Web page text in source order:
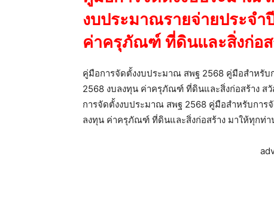
งบประมาณรายจ่ายประจ
ค่าครุภัณฑ์ ที่ดินและสิ่งก่อส
คู่มือการจัดตั้งงบประมาณ สพฐ 2568 คู่มือสำหรั
2568 งบลงทุน ค่าครุภัณฑ์ ที่ดินและสิ่งก่อสร้าง ส
การจัดตั้งงบประมาณ สพฐ 2568 คู่มือสำหรับกา
ลงทุน ค่าครุภัณฑ์ ที่ดินและสิ่งก่อสร้าง มาให้ทุกท่